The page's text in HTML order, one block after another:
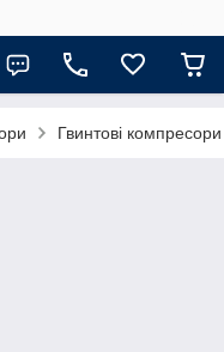
Гвинтові компресори